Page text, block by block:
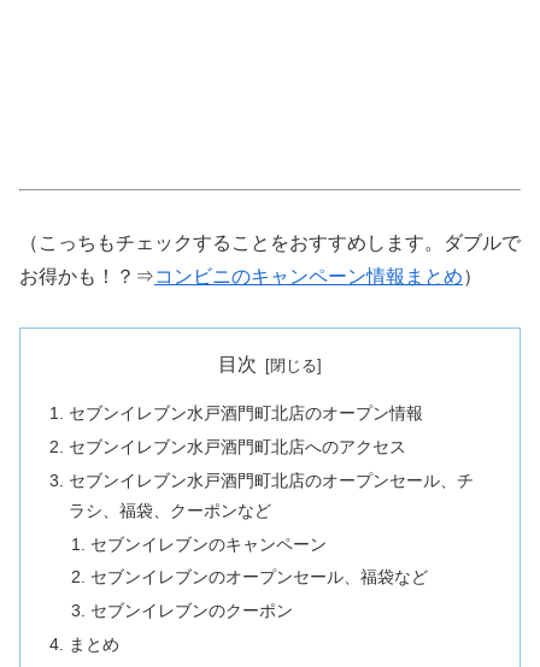
（こっちもチェックすることをおすすめします。ダブルで
お得かも！？⇒コンビニのキャンペーン情報まとめ）
目次
セブンイレブン水戸酒門町北店のオープン情報
セブンイレブン水戸酒門町北店へのアクセス
セブンイレブン水戸酒門町北店のオープンセール、チ
ラシ、福袋、クーポンなど
セブンイレブンのキャンペーン
セブンイレブンのオープンセール、福袋など
セブンイレブンのクーポン
まとめ